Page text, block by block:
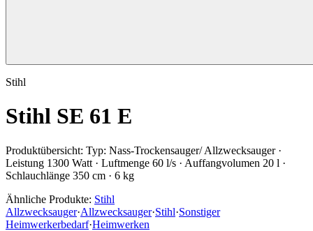
Stihl
Stihl SE 61 E
Produktübersicht: Typ: Nass-Trockensauger/ Allzwecksauger ·
Leistung 1300 Watt · Luftmenge 60 l/s · Auffangvolumen 20 l ·
Schlauchlänge 350 cm · 6 kg
Ähnliche Produkte: Stihl
Allzwecksauger·Allzwecksauger·Stihl·Sonstiger
Heimwerkerbedarf·Heimwerken